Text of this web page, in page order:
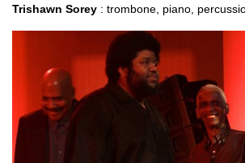
Trishawn Sorey : trombone, piano,